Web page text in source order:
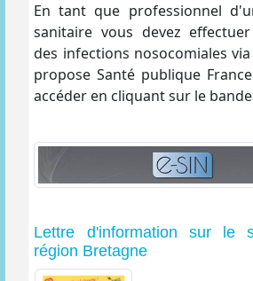
En tant que professionnel
sanitaire vous devez
des infections nosocomiales
propose Santé publique
accéder en cliquant sur le
Lettre d'information sur le
région Bretagne